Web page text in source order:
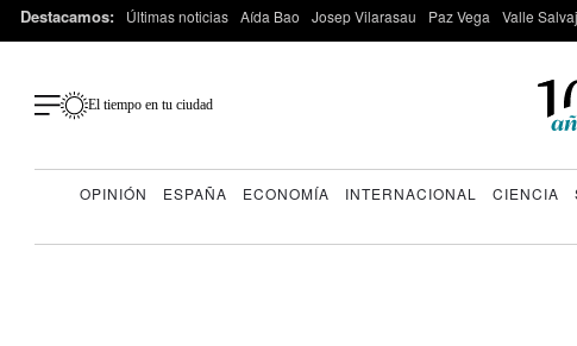
Destacamos: Últimas noticias Aída Bao Josep Vilarasau Paz Vega Valle
El tiempo en tu ciudad
OPINIÓN ESPAÑA ECONOMÍA INTERNACIONAL CIENCIA